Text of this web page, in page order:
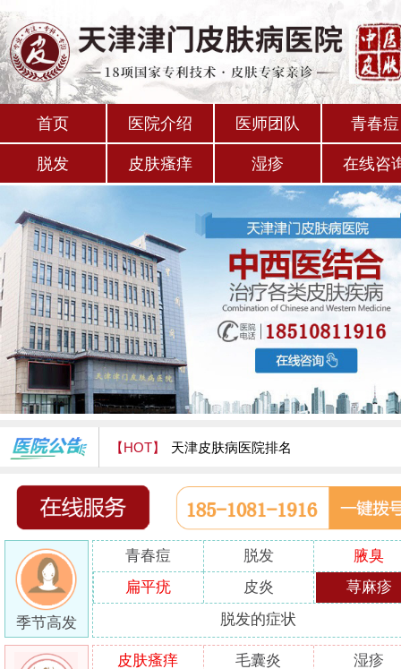
首页 医院介绍 医师团队 青春痘
脱发 皮肤瘙痒 湿疹 在线咨
【HOT】 天津皮肤病医院排名
天津津门皮肤病医院怎么样
季节高发
青春痘 脱发
腋臭
扁平疣
皮炎 荨麻疹
脱发的症状
皮肤瘙痒 毛囊炎
湿疹